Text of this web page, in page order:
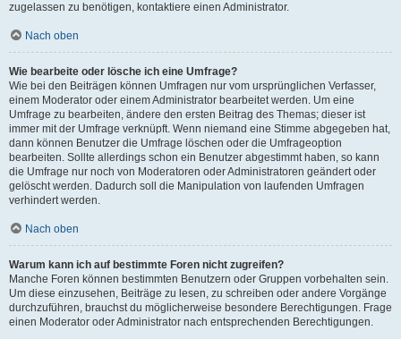
zugelassen zu benötigen, kontaktiere einen Administrator.
Nach oben
Wie bearbeite oder lösche ich eine Umfrage?
Wie bei den Beiträgen können Umfragen nur vom ursprünglichen Verfasser,
einem Moderator oder einem Administrator bearbeitet werden. Um eine
Umfrage zu bearbeiten, ändere den ersten Beitrag des Themas; dieser ist
immer mit der Umfrage verknüpft. Wenn niemand eine Stimme abgegeben hat,
dann können Benutzer die Umfrage löschen oder die Umfrageoption
bearbeiten. Sollte allerdings schon ein Benutzer abgestimmt haben, so kann
die Umfrage nur noch von Moderatoren oder Administratoren geändert oder
gelöscht werden. Dadurch soll die Manipulation von laufenden Umfragen
verhindert werden.
Nach oben
Warum kann ich auf bestimmte Foren nicht zugreifen?
Manche Foren können bestimmten Benutzern oder Gruppen vorbehalten sein.
Um diese einzusehen, Beiträge zu lesen, zu schreiben oder andere Vorgänge
durchzuführen, brauchst du möglicherweise besondere Berechtigungen. Frage
einen Moderator oder Administrator nach entsprechenden Berechtigungen.